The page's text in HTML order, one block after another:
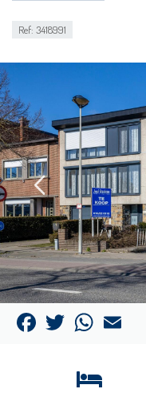
Ref: 3418991
FacebookTwitterWhatsApp